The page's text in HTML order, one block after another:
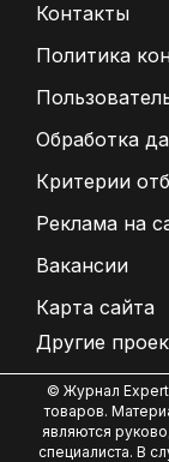
Контакты
Политика
Обработка
Критерии
Реклама на
Вакансии
Карта сайта
Другие
© Журнал
товаров.
являются
специалиста. В